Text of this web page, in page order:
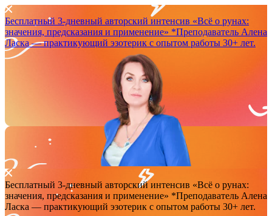
Бесплатный 3-дневный авторский интенсив «Всё о рунах:
значения, предсказания и применение» *Преподаватель Аленa
Ласка — практикующий эзотерик с опытом работы 30+ лет.
Бесплатный 3-дневный авторский интенсив «Всё о рунах:
значения, предсказания и применение» *Преподаватель Аленa
Ласка — практикующий эзотерик с опытом работы 30+ лет.